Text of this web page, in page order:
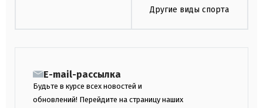
Другие виды спорта
E-mail-рассылка
Будьте в курсе всех новостей и
обновлений! Перейдите на страницу наших